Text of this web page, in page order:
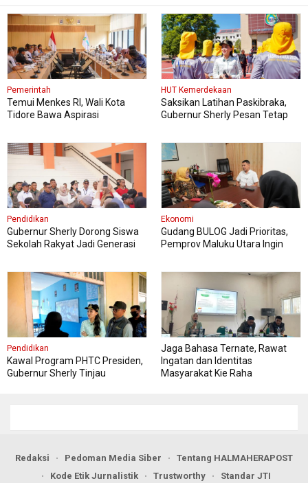
Pemerintah
Temui Menkes RI, Wali Kota
Tidore Bawa Aspirasi
HUT Kemerdekaan
Saksikan Latihan Paskibraka,
Gubernur Sherly Pesan Tetap
Pendidikan
Gubernur Sherly Dorong Siswa
Sekolah Rakyat Jadi Generasi
Ekonomi
Gudang BULOG Jadi Prioritas,
Pemprov Maluku Utara Ingin
Pendidikan
Kawal Program PHTC Presiden,
Gubernur Sherly Tinjau
Jaga Bahasa Ternate, Rawat
Ingatan dan Identitas
Masyarakat Kie Raha
Redaksi Pedoman Media Siber
Tentang HALMAHERAPOST
Kode Etik Jurnalistik
Trustworthy Standar JTI